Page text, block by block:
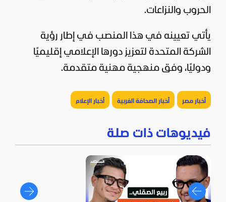
الحروب والنزاعات.
يأتي تعيينه في هذا المنصب في إطار رؤية
الشركة المتحدة لتعزيز دورها الإعلامي إقليميًا
ودوليًا، وفق منهجية مهنية متقدمة.
أخبار مصر أخبار الصحافة الغربية أخبار الإعلام
فيديوهات ذات صلة